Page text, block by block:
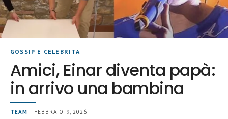
GOSSIP E CELEBRITÀ
Amici, Einar diventa papà:
in arrivo una bambina
TEAM | FEBBRAIO 9, 2026